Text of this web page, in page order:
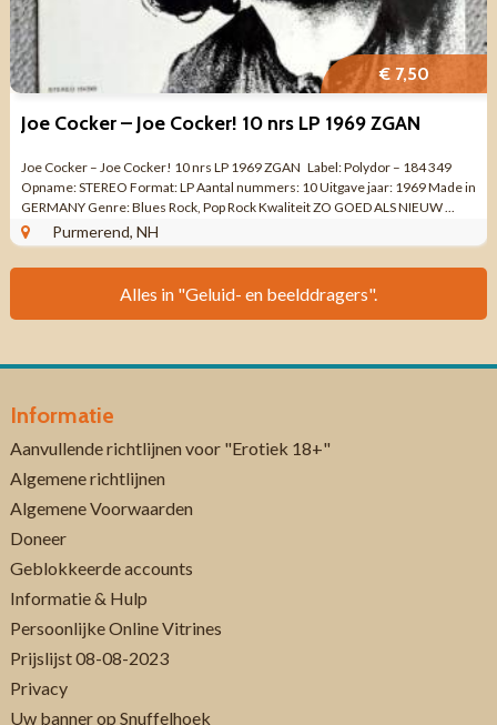
€ 7,50
Joe Cocker – Joe Cocker! 10 nrs LP 1969 ZGAN
Joe Cocker – Joe Cocker! 10 nrs LP 1969 ZGAN Label: Polydor – 184 349
Opname: STEREO Format: LP Aantal nummers: 10 Uitgave jaar: 1969 Made in
GERMANY Genre: Blues Rock, Pop Rock Kwaliteit ZO GOED ALS NIEUW ...
Purmerend, NH
Alles in "Geluid- en beelddragers".
Informatie
Aanvullende richtlijnen voor "Erotiek 18+"
Algemene richtlijnen
Algemene Voorwaarden
Doneer
Geblokkeerde accounts
Informatie & Hulp
Persoonlijke Online Vitrines
Prijslijst 08-08-2023
Privacy
Uw banner op Snuffelhoek